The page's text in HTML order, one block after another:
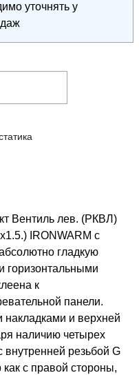
уточнять у
Вентиль лев. (РКВЛ)
IRONWARM с
гладкую
горизонтальными
к
панели.
и верхней
наличию четырех
внутренней резьбой G
с правой стороны,